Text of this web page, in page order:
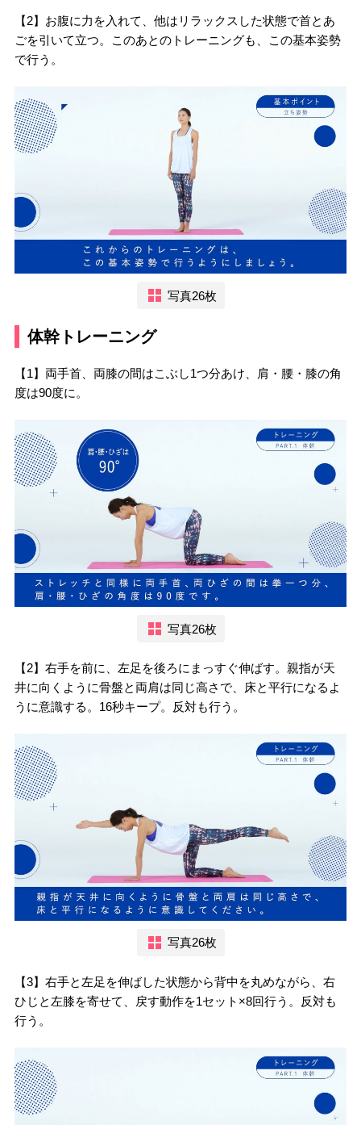
【2】お腹に力を入れて、他はリラックスした状態で首とあ
ごを引いて立つ。このあとのトレーニングも、この基本姿勢
で行う。
写真26枚
体幹トレーニング
【1】両手首、両膝の間はこぶし1つ分あけ、肩・腰・膝の角
度は90度に。
写真26枚
【2】右手を前に、左足を後ろにまっすぐ伸ばす。親指が天
井に向くように骨盤と両肩は同じ高さで、床と平行になるよ
うに意識する。16秒キープ。反対も行う。
写真26枚
【3】右手と左足を伸ばした状態から背中を丸めながら、右
ひじと左膝を寄せて、戻す動作を1セット×8回行う。反対も
行う。